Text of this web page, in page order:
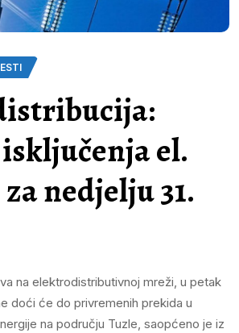
el.
nedjelju 31.
na elektrodistributivnoj mreži, u petak
doći će do privremenih prekida u
na području Tuzle, saopćeno je iz